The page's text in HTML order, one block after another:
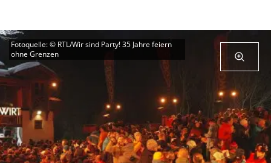
Fotoquelle: © RTL/Wir sind Party! 35 Jahre feiern
ohne Grenzen